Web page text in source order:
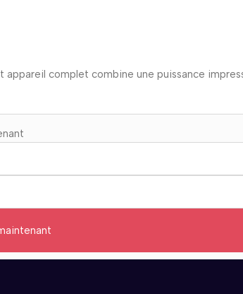
appareil complet combine une puissance